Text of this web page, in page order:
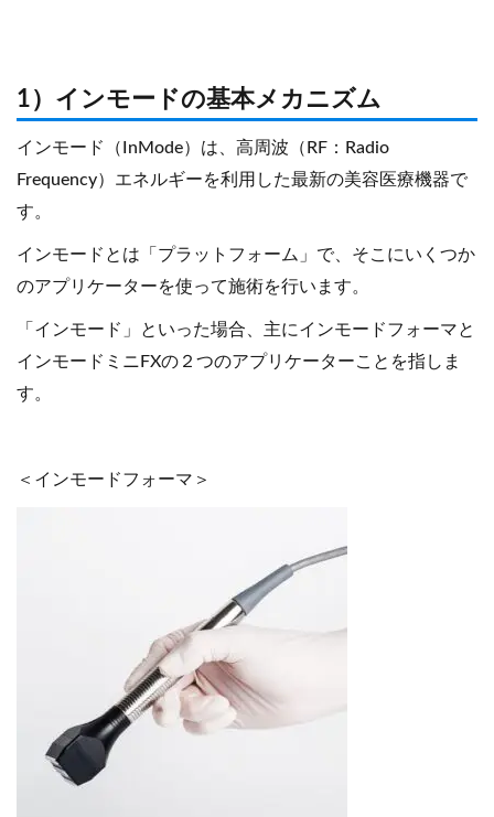
1）インモードの基本メカニズム
インモード（InMode）は、高周波（RF：Radio
Frequency）エネルギーを利用した最新の美容医療機器で
す。
インモードとは「プラットフォーム」で、そこにいくつか
のアプリケーターを使って施術を行います。
「インモード」といった場合、主にインモードフォーマと
インモードミニFXの２つのアプリケーターことを指しま
す。
＜インモードフォーマ＞